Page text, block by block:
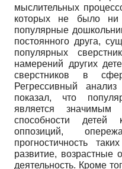
мыслительных
которых не было ни
популярные
постоянного друга,
популярных
намерений других
сверстников в
Регрессивный анализ
показал, что
является значимым
способности детей
оппозиций,
прогностичность
развитие, возрастные
деятельность. Кроме